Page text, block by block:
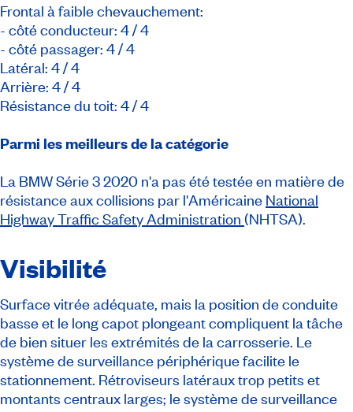
Frontal à faible chevauchement:
- côté conducteur: 4 / 4
- côté passager: 4 / 4
Latéral: 4 / 4
Arrière: 4 / 4
Résistance du toit: 4 / 4
Parmi les meilleurs de la catégorie
La BMW Série 3 2020 n'a pas été testée en matière de
résistance aux collisions par l'Américaine National
Highway Traffic Safety Administration (NHTSA).
Visibilité
Surface vitrée adéquate, mais la position de conduite
basse et le long capot plongeant compliquent la tâche
de bien situer les extrémités de la carrosserie. Le
système de surveillance périphérique facilite le
stationnement. Rétroviseurs latéraux trop petits et
montants centraux larges; le système de surveillance